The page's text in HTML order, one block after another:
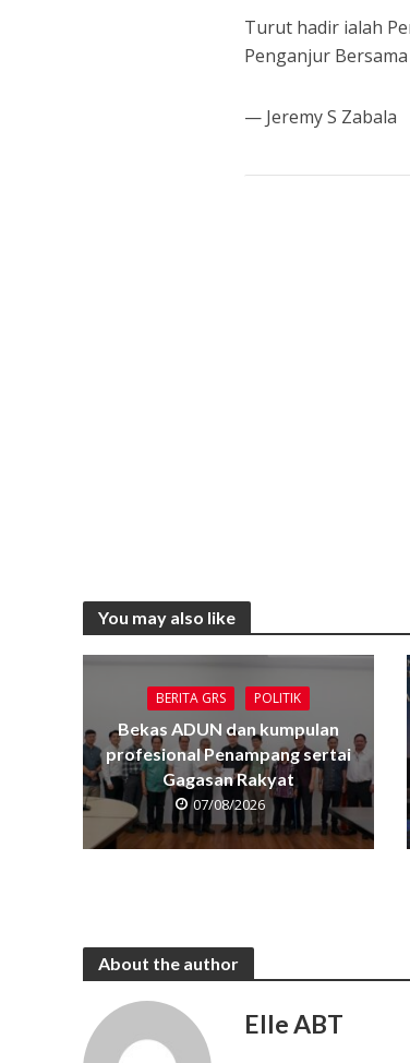
Turut hadir ialah
Penganjur
— Jeremy S Zabala
You may also like
BERITA GRS POLITIK
Bekas ADUN dan kumpulan
profesional Penampang sertai
Gagasan Rakyat
07/08/2026
About the author
Elle ABT